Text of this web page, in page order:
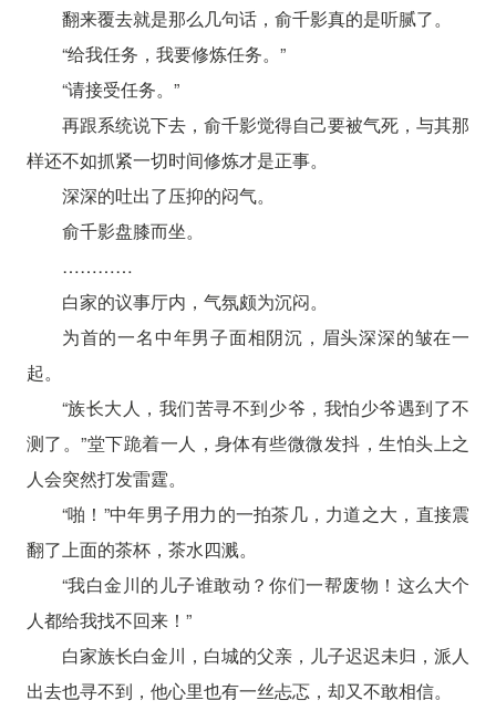
翻来覆去就是那么几句话，俞千影真的是听腻了。
“给我任务，我要修炼任务。”
“请接受任务。”
再跟系统说下去，俞千影觉得自己要被气死，与其那
样还不如抓紧一切时间修炼才是正事。
深深的吐出了压抑的闷气。
俞千影盘膝而坐。
…………
白家的议事厅内，气氛颇为沉闷。
为首的一名中年男子面相阴沉，眉头深深的皱在一
起。
“族长大人，我们苦寻不到少爷，我怕少爷遇到了不
测了。”堂下跪着一人，身体有些微微发抖，生怕头上之
人会突然打发雷霆。
“啪！”中年男子用力的一拍茶几，力道之大，直接震
翻了上面的茶杯，茶水四溅。
“我白金川的儿子谁敢动？你们一帮废物！这么大个
人都给我找不回来！”
白家族长白金川，白城的父亲，儿子迟迟未归，派人
出去也寻不到，他心里也有一丝忐忑，却又不敢相信。